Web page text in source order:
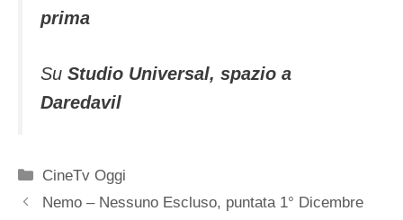
prima
Su Studio Universal, spazio a
Daredavil
Categorie
CineTv Oggi
Nemo – Nessuno Escluso, puntata 1° Dicembre